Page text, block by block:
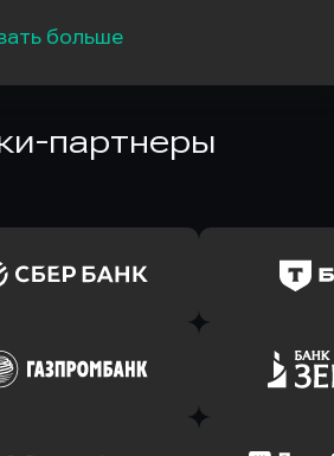
больше
партнеры
заявку
в Сбербанк
в Т-Банк